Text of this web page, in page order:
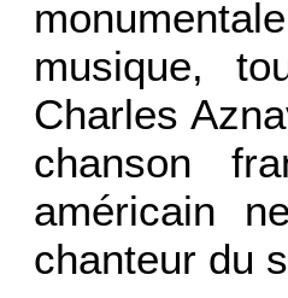
musique,
Charles
chanson
américain
chanteur du